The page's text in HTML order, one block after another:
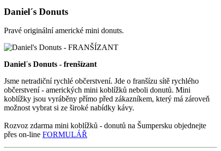
Daniel´s Donuts
Pravé originální americké mini donuts.
Daniel´s Donuts - frenšízant
Jsme netradiční rychlé občerstvení. Jde o franšízu sítě rychlého
občerstvení - amerických mini koblížků neboli donutů. Mini
koblížky jsou vyráběny přímo před zákazníkem, který má zároveň
možnost vybrat si ze široké nabídky kávy.
Rozvoz zdarma mini koblížků - donutů na Šumpersku objednejte
přes on-line FORMULÁŘ